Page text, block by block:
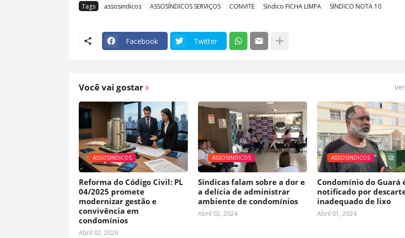
Tags assosindicos ASSOSÍNDICOS SERVIÇOS CONVITE Síndico FICHA LIMPA SÍNDICO NOTA 10
Facebook Twitter
Você vai gostar
ASSOSINDICOS
Reforma do Código Civil: PL
04/2025 promete
modernizar gestão e
convivência em
condomínios
Abril 02, 2026
ASSOSINDICOS
Síndicas falam sobre a dor e
a delícia de administrar
ambiente de condomínios
Abril 02, 2024
ASSOSINDICOS
Condomínio do Guará
notificado por
inadequado de lixo
Abril 01, 2024